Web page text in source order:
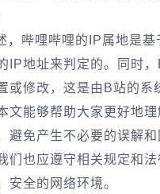
，哔哩哔哩的IP属地是基
IP地址来判定的。同时
或修改，这是由B站的系
文能够帮助大家更好地
避免产生不必要的误解
们也应遵守相关规定和
安全的网络环境。